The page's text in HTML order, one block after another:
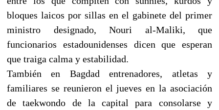
bloques laicos por sillas en el gabinete del primer
ministro designado, Nouri al-Maliki, que
funcionarios estadounidenses dicen que esperan
que traiga calma y estabilidad.
También en Bagdad entrenadores, atletas y
familiares se reunieron el jueves en la asociación
de taekwondo de la capital para consolarse y